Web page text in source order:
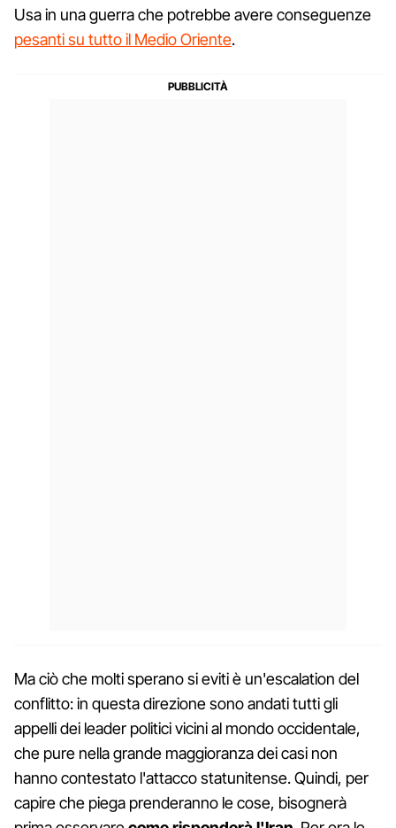
Usa in una guerra che potrebbe avere conseguenze
pesanti su tutto il Medio Oriente.
Ma ciò che molti sperano si eviti è un'escalation del
conflitto: in questa direzione sono andati tutti gli
appelli dei leader politici vicini al mondo occidentale,
che pure nella grande maggioranza dei casi non
hanno contestato l'attacco statunitense. Quindi, per
capire che piega prenderanno le cose, bisognerà